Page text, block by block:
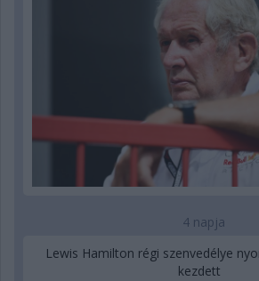
4 napja
Lewis Hamilton régi szenvedélye
kezdett